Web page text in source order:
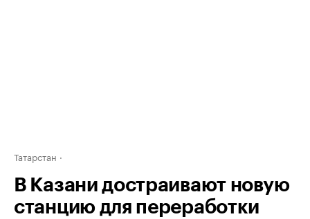
Татарстан
В Казани достраивают новую
станцию для переработки